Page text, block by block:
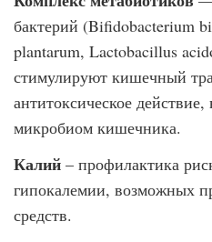
бактерий (Bifidobacterium
plantarum, Lactobacillus
стимулируют кишечный
антитоксическое
микробиом кишечника.
Калий – профилактика
гипокалемии, возможных
средств.